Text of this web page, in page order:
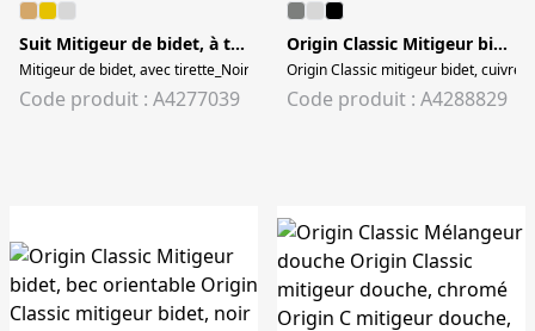
Suit Mitigeur de bidet, à tirette
Mitigeur de bidet, avec tirette_Noir brillant Mitigeur de bidet, avec
Code produit : A4277039
Origin Classic Mitigeur bidet, bec orientable
Origin Classic mitigeur bidet, cuivre
Code produit : A4288829